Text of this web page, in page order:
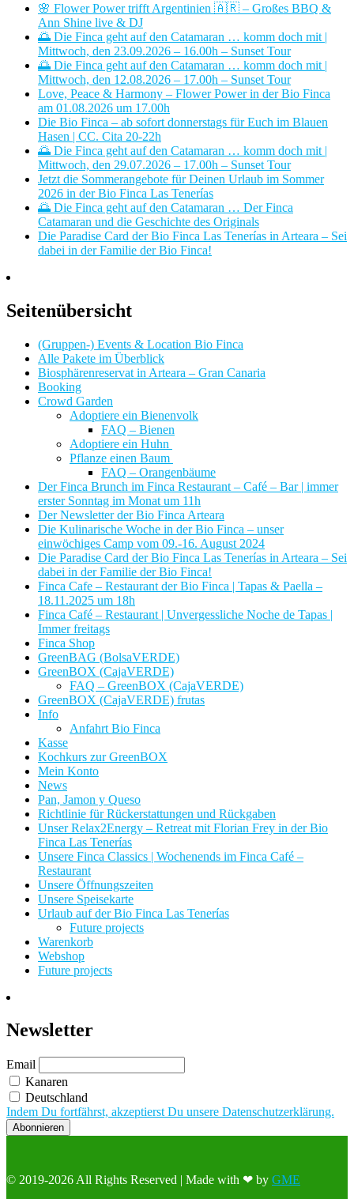
🌸 Flower Power trifft Argentinien 🇦🇷 – Großes BBQ &
Ann Shine live & DJ
🌅 Die Finca geht auf den Catamaran … komm doch mit |
Mittwoch, den 23.09.2026 – 16.00h – Sunset Tour
🌅 Die Finca geht auf den Catamaran … komm doch mit |
Mittwoch, den 12.08.2026 – 17.00h – Sunset Tour
Love, Peace & Harmony – Flower Power in der Bio Finca
am 01.08.2026 um 17.00h
Die Bio Finca – ab sofort donnerstags für Euch im Blauen
Hasen | CC. Cita 20-22h
🌅 Die Finca geht auf den Catamaran … komm doch mit |
Mittwoch, den 29.07.2026 – 17.00h – Sunset Tour
Jetzt die Sommerangebote für Deinen Urlaub im Sommer
2026 in der Bio Finca Las Tenerías
🌅 Die Finca geht auf den Catamaran … Der Finca
Catamaran und die Geschichte des Originals
Die Paradise Card der Bio Finca Las Tenerías in Arteara – Sei
dabei in der Familie der Bio Finca!
Seitenübersicht
(Gruppen-) Events & Location Bio Finca
Alle Pakete im Überblick
Biosphärenreservat in Arteara – Gran Canaria
Booking
Crowd Garden
Adoptiere ein Bienenvolk
FAQ – Bienen
Adoptiere ein Huhn
Pflanze einen Baum
FAQ – Orangenbäume
Der Finca Brunch im Finca Restaurant – Café – Bar | immer
erster Sonntag im Monat um 11h
Der Newsletter der Bio Finca Arteara
Die Kulinarische Woche in der Bio Finca – unser
einwöchiges Camp vom 09.-16. August 2024
Die Paradise Card der Bio Finca Las Tenerías in Arteara – Sei
dabei in der Familie der Bio Finca!
Finca Cafe – Restaurant der Bio Finca | Tapas & Paella –
18.11.2025 um 18h
Finca Café – Restaurant | Unvergessliche Noche de Tapas |
Immer freitags
Finca Shop
GreenBAG (BolsaVERDE)
GreenBOX (CajaVERDE)
FAQ – GreenBOX (CajaVERDE)
GreenBOX (CajaVERDE) frutas
Info
Anfahrt Bio Finca
Kasse
Kochkurs zur GreenBOX
Mein Konto
News
Pan, Jamon y Queso
Richtlinie für Rückerstattungen und Rückgaben
Unser Relax2Energy – Retreat mit Florian Frey in der Bio
Finca Las Tenerías
Unsere Finca Classics | Wochenends im Finca Café –
Restaurant
Unsere Öffnungszeiten
Unsere Speisekarte
Urlaub auf der Bio Finca Las Tenerías
Future projects
Warenkorb
Webshop
Future projects
Newsletter
Email
Kanaren
Deutschland
Indem Du fortfährst, akzeptierst Du unsere Datenschutzerklärung.
© 2019-2026 All Rights Reserved | Made with ❤ by GME